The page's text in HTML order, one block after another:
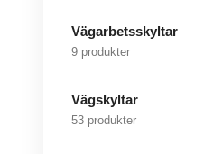
Vägarbetsskyltar
9 produkter
Vägskyltar
53 produkter